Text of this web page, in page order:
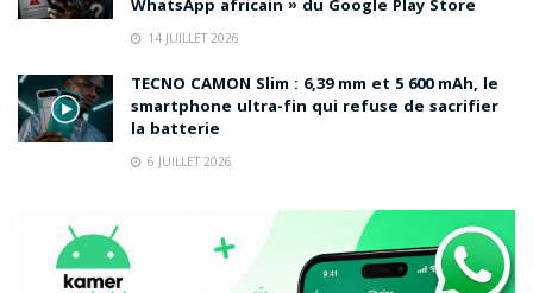
WhatsApp africain » du Google Play Store
14 JUILLET 2026
TECNO CAMON Slim : 6,39 mm et 5 600 mAh, le
smartphone ultra-fin qui refuse de sacrifier
la batterie
6 JUILLET 2026